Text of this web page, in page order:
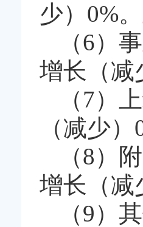
少）0%
（6）
增长（减
（7）
（减少
（8）
增长（减
（9）